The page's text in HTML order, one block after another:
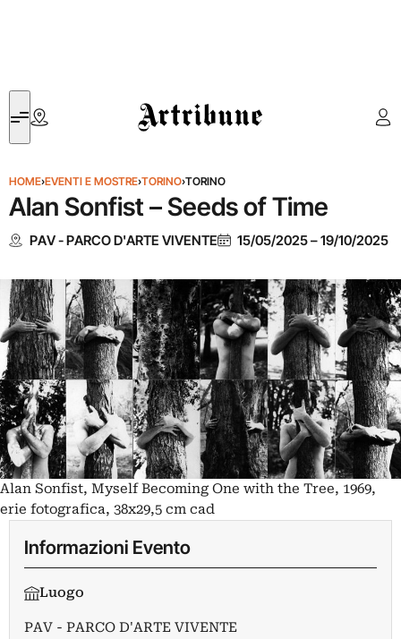
Artribune
HOME›EVENTI E MOSTRE›TORINO›TORINO
Alan Sonfist – Seeds of Time
PAV - PARCO D'ARTE VIVENTE 15/05/2025–19/10/2025
Alan Sonfist, Myself Becoming One with the Tree, 1969,
erie fotografica, 38x29,5 cm cad
Informazioni Evento
Luogo
PAV - PARCO D'ARTE VIVENTE